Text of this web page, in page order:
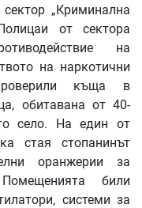
„Криминална
от сектора
на
на наркотични
къща в
обитавана от 40-
село. На един от
стая стопанинът
оранжерии за
били
системи за